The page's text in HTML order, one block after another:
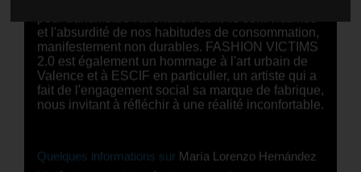
pour transmettre l'aliénation dont ils sont victimes
et l'absurdité de nos habitudes de consommation,
manifestement non durables. FASHION VICTIMS
2.0 est également un hommage à l'art urbain de
Valence et à ESCIF en particulier, un artiste qui a
fait de l'engagement social sa marque de fabrique,
nous invitant à réfléchir à une réalité inconfortable.
Quelques informations sur María Lorenzo Hernández